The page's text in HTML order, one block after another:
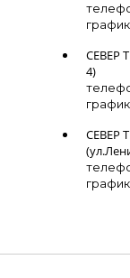
СЕВЕР
4)
СЕВЕР